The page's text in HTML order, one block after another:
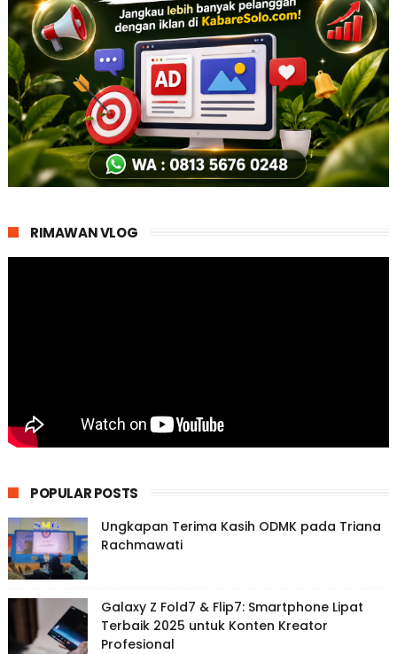
RIMAWAN VLOG
POPULAR POSTS
Ungkapan Terima Kasih ODMK pada Triana
Rachmawati
Galaxy Z Fold7 & Flip7: Smartphone Lipat
Terbaik 2025 untuk Konten Kreator
Profesional